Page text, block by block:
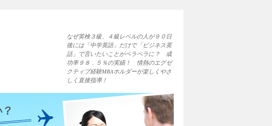
なぜ英検３級、４級レベルの人が９０日
後には「中学英語」だけで「ビジネス英
話」で言いたいことがペラペラに？ 成
功率９８．５％の実績！ 情熱のエグゼ
クティブ経験MBAホルダーが楽しくやさ
しく直接指導！